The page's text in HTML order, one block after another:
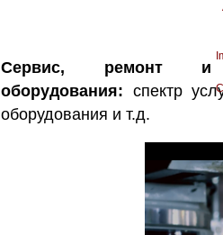
Сервис, ремонт и
оборудования: спектр
оборудования и т.д.